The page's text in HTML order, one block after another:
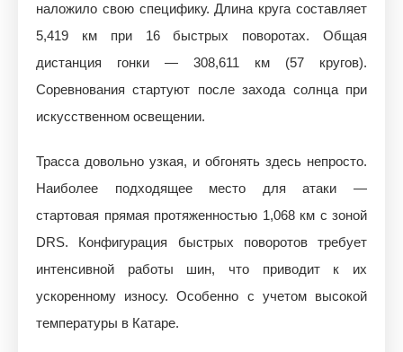
наложило свою специфику. Длина круга составляет
5,419 км при 16 быстрых поворотах. Общая
дистанция гонки — 308,611 км (57 кругов).
Соревнования стартуют после захода солнца при
искусственном освещении.
Трасса довольно узкая, и обгонять здесь непросто.
Наиболее подходящее место для атаки —
стартовая прямая протяженностью 1,068 км с зоной
DRS. Конфигурация быстрых поворотов требует
интенсивной работы шин, что приводит к их
ускоренному износу. Особенно с учетом высокой
температуры в Катаре.